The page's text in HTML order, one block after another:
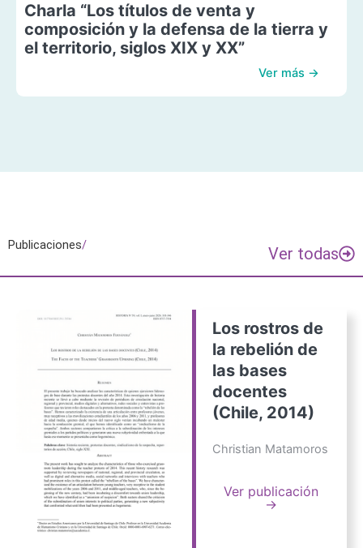
Charla “Los títulos de venta y
composición y la defensa de la tierra y
el territorio, siglos XIX y XX”
Ver más →
Publicaciones/ Ver todas
Los rostros de
la rebelión de
las bases
docentes
(Chile, 2014)
Christian Matamoros
Ver publicación
→